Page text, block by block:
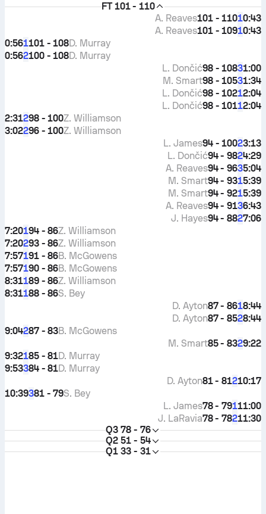
FT 101 - 110
0:43
1
101 - 110
A. Reaves
0:43
1
101 - 109
A. Reaves
0:561101 - 108D. Murray
0:562100 - 108D. Murray
1:00
3
98 - 108
L. Dončić
1:34
3
98 - 105
M. Smart
2:04
1
98 - 102
L. Dončić
2:04
1
98 - 101
L. Dončić
2:31298 - 100Z. Williamson
3:02296 - 100Z. Williamson
3:13
2
94 - 100
L. James
4:29
2
94 - 98
L. Dončić
5:04
3
94 - 96
A. Reaves
5:39
1
94 - 93
M. Smart
5:39
1
94 - 92
M. Smart
6:43
3
94 - 91
A. Reaves
7:06
2
94 - 88
J. Hayes
7:20194 - 86Z. Williamson
7:20293 - 86Z. Williamson
7:57191 - 86B. McGowens
7:57190 - 86B. McGowens
8:31189 - 86Z. Williamson
8:31188 - 86S. Bey
8:44
1
87 - 86
D. Ayton
8:44
2
87 - 85
D. Ayton
9:04287 - 83B. McGowens
9:22
2
85 - 83
M. Smart
9:32185 - 81D. Murray
9:53384 - 81D. Murray
10:17
2
81 - 81
D. Ayton
10:39381 - 79S. Bey
11:00
1
78 - 79
L. James
11:30
2
78 - 78
J. LaRavia
Q3 78 - 76
Q2 51 - 54
Q1 33 - 31